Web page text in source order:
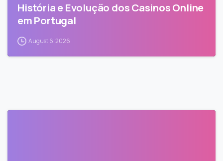
História e Evolução dos Casinos Online
em Portugal
August 6, 2026